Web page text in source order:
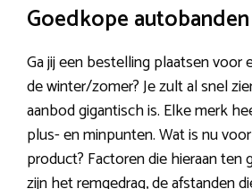
Goedkope
Ga jij een bestelling plaatsen voor
de winter/zomer? Je zult al snel
aanbod gigantisch is. Elke merk
plus- en minpunten. Wat is nu
product? Factoren die hieraan ten